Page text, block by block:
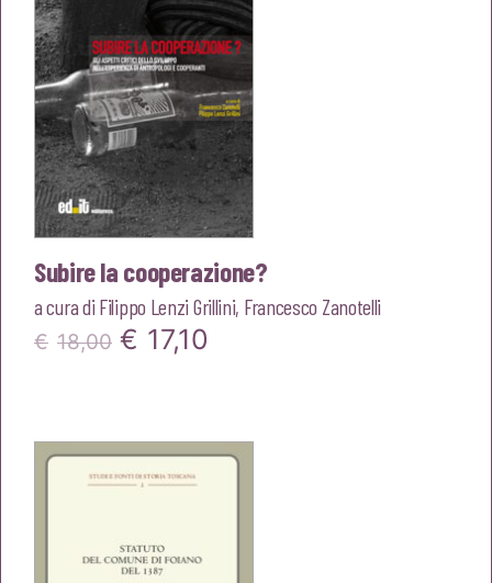
Subire la cooperazione?
a cura di Filippo Lenzi Grillini, Francesco Zanotelli
€ 18,00 Il
era:
€ 17,10
è: